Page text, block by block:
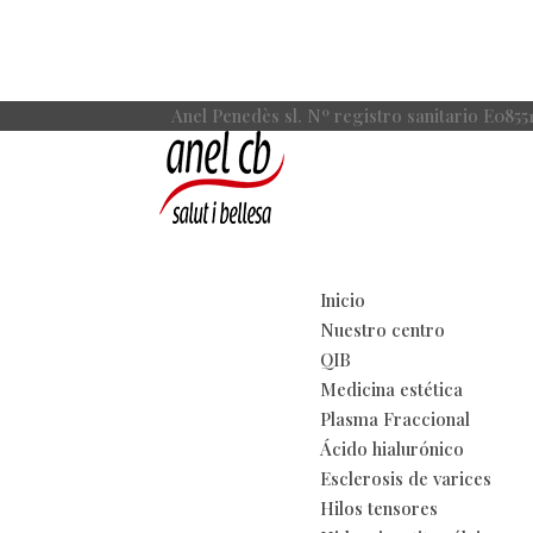
Anel Penedès sl. Nº registro sanitario
Inicio
Nuestro centro
QIB
Medicina estética
Plasma Fraccional
Ácido hialurónico
Esclerosis de varices
Hilos tensores